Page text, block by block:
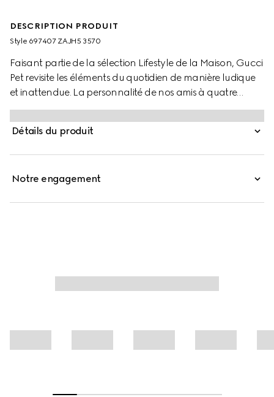
DESCRIPTION PRODUIT
Style ‎697407 ZAJH5 3570
Faisant partie de la sélection Lifestyle de la Maison, Gucci
Pet revisite les éléments du quotidien de manière ludique
et inattendue. La personnalité de nos amis à quatre
pattes transparaît sur des colliers, paniers et bien plus
encore, rehaussés du logo Gucci et de matières
emblématiques. Cette gamelle pour animal de
Détails du produit
Notre engagement